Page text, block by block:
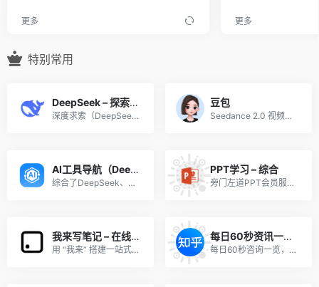
更多 更多
特别常用
DeepSeek – 探索未至之境
深度求索（DeepSeek）助力编程代码开发、创意写作、文件处理等任务，支持文件上传及长文本对话，随时为您提供高效的AI支持。
豆包
Seedance 2.0 视频生成模型现已全面接入豆包，现在登录即可免费使用！豆包 是你的 AI 聊天智能对话问答助手，写作文案翻译编程工具。豆包为你答疑解惑，提供灵感，辅助创作，也可以和你畅聊任何你感兴趣的话题
AI工具导航（DeepSeek、ChatGPT等）
综合了DeepSeek、GPT-4o、o3-mini等多种AI工具。
PPT学习 – 综合
旁门左道PPT会员服务官网
我来写笔记 – 在线笔记网站
用 “我来” 搭建一站式协作平台，团队知识库、仪表台、工作流、内部应用、外部网站与个人云端笔记、待办……开箱即用！
每日60秒资讯一览（4月已修复，每日自动更新！）
每日60秒咨询一览，点开后页面图片每日自动更新，可一览咨询；点击直链会跳转至知乎每日60秒页面，两种方式供用户选择。